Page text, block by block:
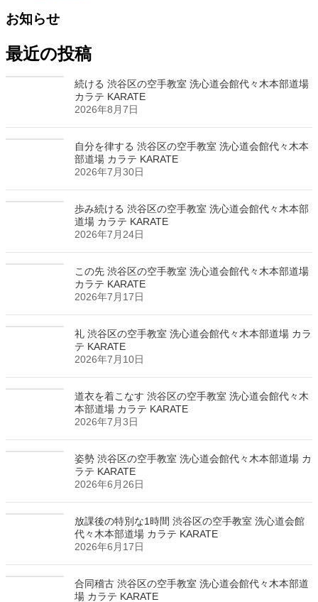
お知らせ
最近の投稿
続ける 渋谷区の空手教室 洗心道会館代々木本部道場
カラテ KARATE
2026年8月7日
自分を律する 渋谷区の空手教室 洗心道会館代々木本
部道場 カラテ KARATE
2026年7月30日
歩み続ける 渋谷区の空手教室 洗心道会館代々木本部
道場 カラテ KARATE
2026年7月24日
この先 渋谷区の空手教室 洗心道会館代々木本部道場
カラテ KARATE
2026年7月17日
礼 渋谷区の空手教室 洗心道会館代々木本部道場 カラ
テ KARATE
2026年7月10日
道衣を着こなす 渋谷区の空手教室 洗心道会館代々木
本部道場 カラテ KARATE
2026年7月3日
姿勢 渋谷区の空手教室 洗心道会館代々木本部道場 カ
ラテ KARATE
2026年6月26日
放課後の特別な1時間 渋谷区の空手教室 洗心道会館
代々木本部道場 カラテ KARATE
2026年6月17日
合同稽古 渋谷区の空手教室 洗心道会館代々木本部道
場 カラテ KARATE